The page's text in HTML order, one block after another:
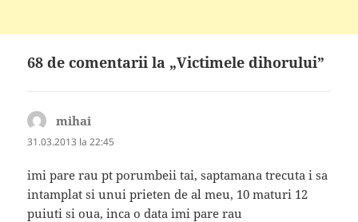
68 de comentarii la „Victimele dihorului”
mihai
31.03.2013 la 22:45
imi pare rau pt porumbeii tai, saptamana trecuta i sa
intamplat si unui prieten de al meu, 10 maturi 12
puiuti si oua, inca o data imi pare rau